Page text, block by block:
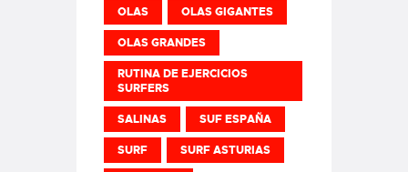
OLAS OLAS GIGANTES
OLAS GRANDES
RUTINA DE EJERCICIOS
SURFERS
SALINAS SUF ESPAÑA
SURF SURF ASTURIAS